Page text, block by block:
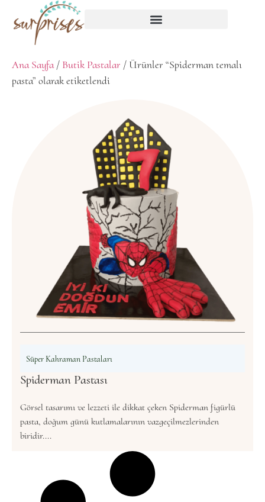
Ana Sayfa/ Butik Pastalar / Ürünler “Spiderman temalı
pasta” olarak etiketlendi
Süper Kahraman Pastaları
Spiderman Pastası
Görsel tasarımı ve lezzeti ile dikkat çeken Spiderman figürlü
pasta, doğum günü kutlamalarının vazgeçilmezlerinden
biridir....